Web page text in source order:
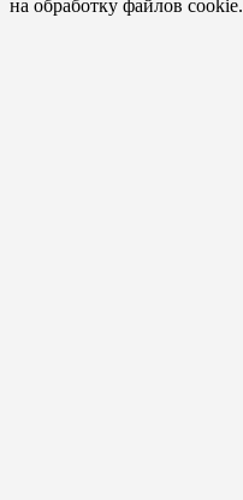
на обработку файлов cookie.